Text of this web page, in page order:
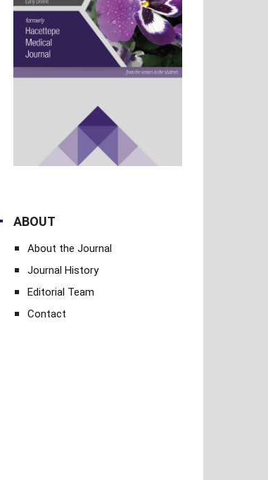
ABOUT
About the Journal
Journal History
Editorial Team
Contact